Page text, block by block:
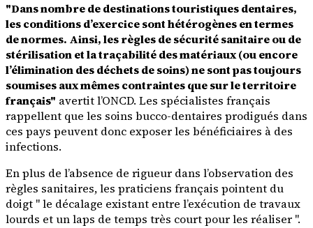
"Dans nombre de destinations touristiques dentaires,
les conditions d’exercice sont hétérogènes en termes
de normes. Ainsi, les règles de sécurité sanitaire ou de
stérilisation et la traçabilité des matériaux (ou encore
l’élimination des déchets de soins) ne sont pas toujours
soumises aux mêmes contraintes que sur le territoire
français" avertit l’ONCD. Les spécialistes français
rappellent que les soins bucco-dentaires prodigués dans
ces pays peuvent donc exposer les bénéficiaires à des
infections.
En plus de l’absence de rigueur dans l’observation des
règles sanitaires, les praticiens français pointent du
doigt " le décalage existant entre l’exécution de travaux
lourds et un laps de temps très court pour les réaliser ".